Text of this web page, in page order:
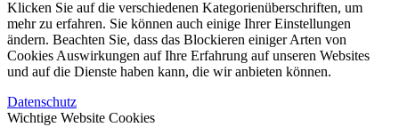
Klicken Sie auf die verschiedenen Kategorienüberschriften, um
mehr zu erfahren. Sie können auch einige Ihrer Einstellungen
ändern. Beachten Sie, dass das Blockieren einiger Arten von
Cookies Auswirkungen auf Ihre Erfahrung auf unseren Websites
und auf die Dienste haben kann, die wir anbieten können.
Datenschutz
Wichtige Website Cookies